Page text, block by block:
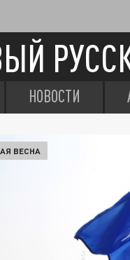
НОВОСТИ
ВЕСНА